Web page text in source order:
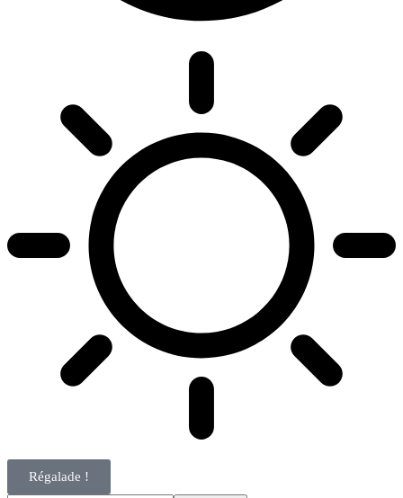
Régalade !